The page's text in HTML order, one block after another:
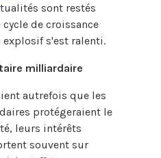
sont restés
de croissance
s'est ralenti.
milliardaire
autrefois que les
protégeraient le
leurs intérêts
souvent sur